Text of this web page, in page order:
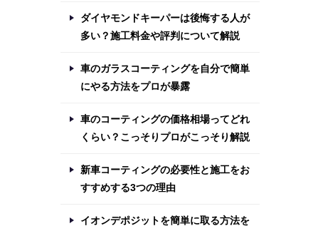
ダイヤモンドキーパーは後悔する人が
多い？施工料金や評判について解説
車のガラスコーティングを自分で簡単
にやる方法をプロが暴露
車のコーティングの価格相場ってどれ
くらい？こっそりプロがこっそり解説
新車コーティングの必要性と施工をお
すすめする3つの理由
イオンデポジットを簡単に取る方法を